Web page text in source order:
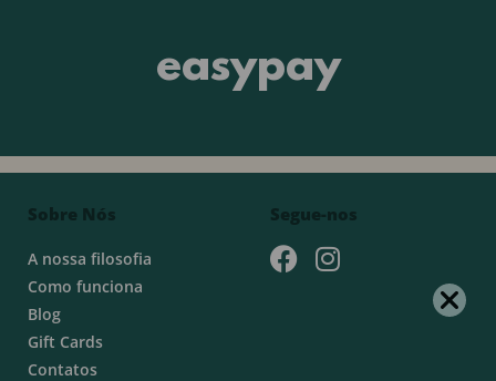
easypay
Sobre Nós
A nossa filosofia
Como funciona
Blog
Gift Cards
Contatos
Segue-nos